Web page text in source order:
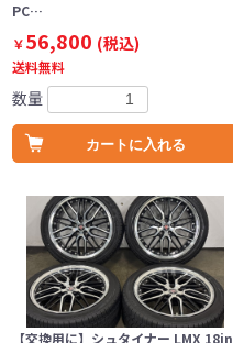
PC…
￥56,800 (税込)
送料無料
数量
カートに入れる
【交換用に】シュタイナー LMX 18in